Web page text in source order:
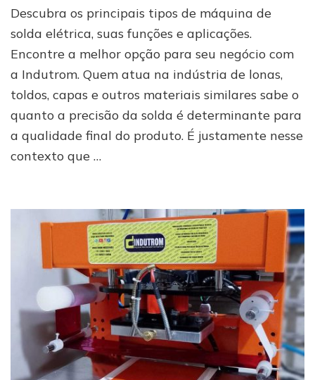
os
tipos
máquina
de
solda
e
escolha
a
Descubra os principais tipos de máquina de
solda elétrica, suas funções e aplicações.
Encontre a melhor opção para seu negócio com
a Indutrom. Quem atua na indústria de lonas,
toldos, capas e outros materiais similares sabe o
quanto a precisão da solda é determinante para
a qualidade final do produto. É justamente nesse
contexto que …